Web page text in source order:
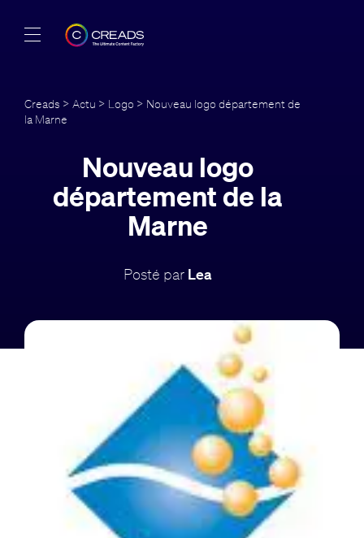
Offres
Guide
Creads > Actu > Logo > Nouveau logo département de
la Marne
Nouveau logo
département de la
Marne
Posté par Lea